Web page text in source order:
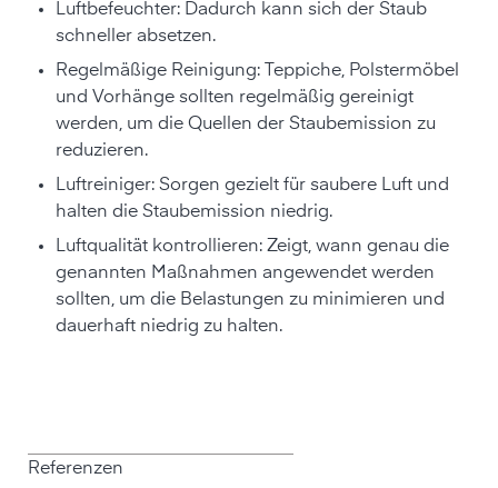
Luftbefeuchter: Dadurch kann sich der Staub
schneller absetzen.
Regelmäßige Reinigung: Teppiche, Polstermöbel
und Vorhänge sollten regelmäßig gereinigt
werden, um die Quellen der Staubemission zu
reduzieren.
Luftreiniger: Sorgen gezielt für saubere Luft und
halten die Staubemission niedrig.
Luftqualität kontrollieren: Zeigt, wann genau die
genannten Maßnahmen angewendet werden
sollten, um die Belastungen zu minimieren und
dauerhaft niedrig zu halten.
Referenzen